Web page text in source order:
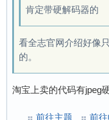
肯定带硬解码器的
看全志官网介绍好像
的。
淘宝上卖的代码有jpeg
前往主题 前